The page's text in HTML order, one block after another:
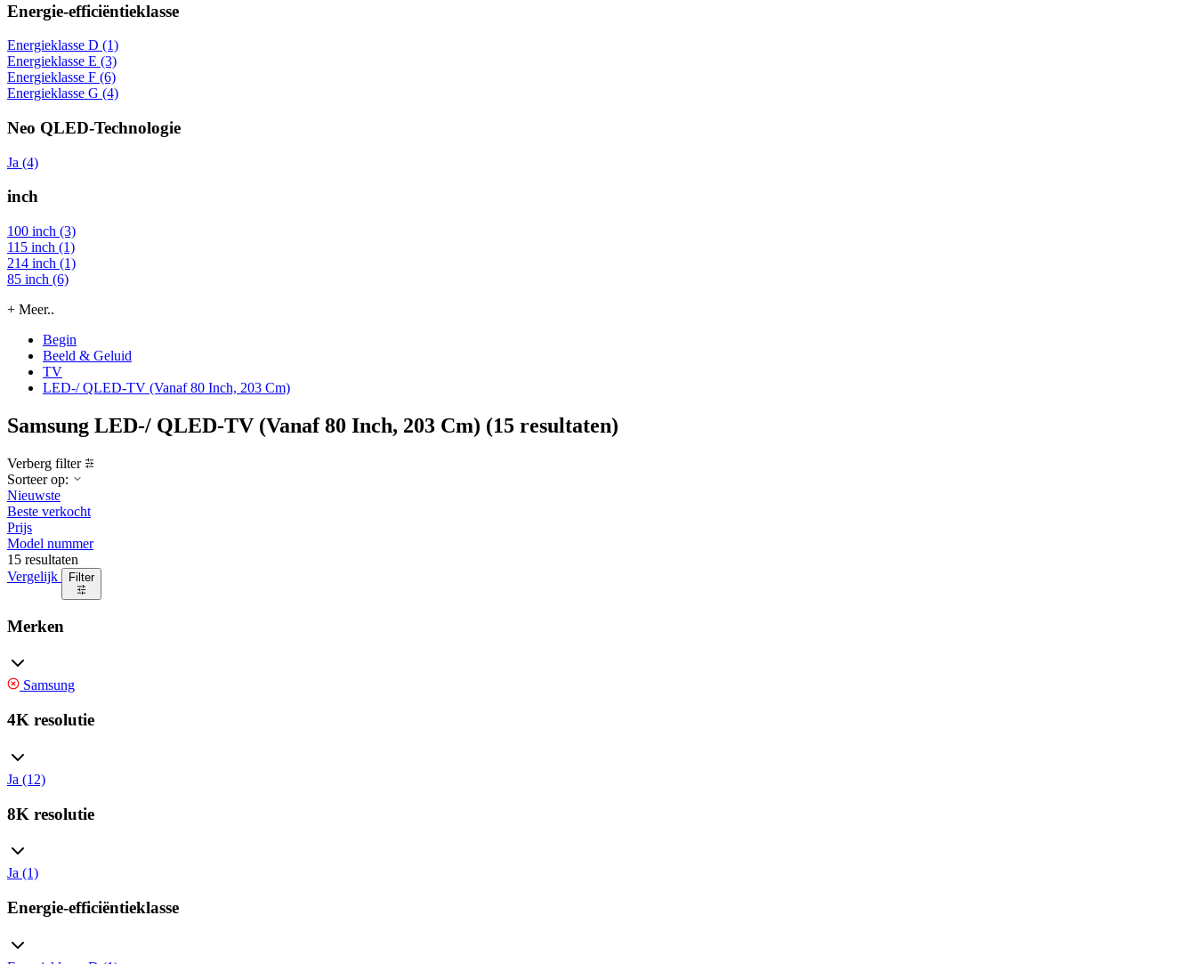
Energie-efficiëntieklasse
Energieklasse D (1)
Energieklasse E (3)
Energieklasse F (6)
Energieklasse G (4)
Neo QLED-Technologie
Ja (4)
inch
100 inch (3)
115 inch (1)
214 inch (1)
85 inch (6)
+ Meer..
Begin
Beeld & Geluid
TV
LED-/ QLED-TV (Vanaf 80 Inch, 203 Cm)
Samsung LED-/ QLED-TV (Vanaf 80 Inch, 203 Cm) (15 resultaten)
Verberg filter
Sorteer op:
Nieuwste
Beste verkocht
Prijs
Model nummer
15 resultaten
Vergelijk
Filter
Merken
Samsung
4K resolutie
Ja (12)
8K resolutie
Ja (1)
Energie-efficiëntieklasse